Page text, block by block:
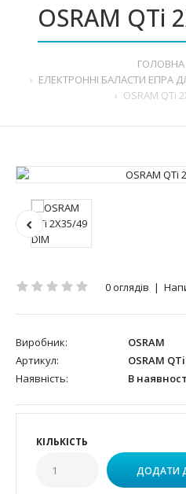
OSRAM QTi
ГОЛОВНА
ЕЛЕКТРОННІ БАЛАСТИ ЕПРА
OSRAM QTi
0 оглядів |
Виробник:
OSRAM
Артикул:
OSRAM
Наявність:
В
КІЛЬКІСТЬ